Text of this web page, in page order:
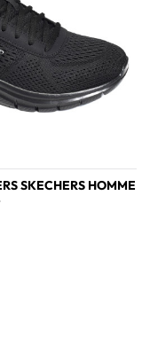
SKECHERS HOMME